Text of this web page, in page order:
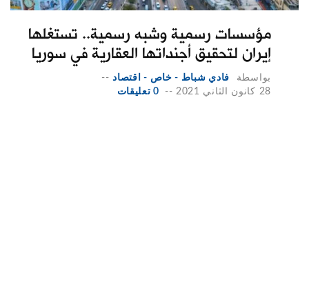
مؤسسات رسمية وشبه رسمية.. تستغلها
إيران لتحقيق أجنداتها العقارية في سوريا
بواسطة فادي شباط - خاص - اقتصاد--
28 كانون الثاني 2021
-- 0 تعليقات